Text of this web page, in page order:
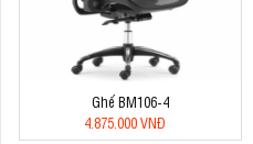
Ghế BM106-4
4.875.000 VNĐ